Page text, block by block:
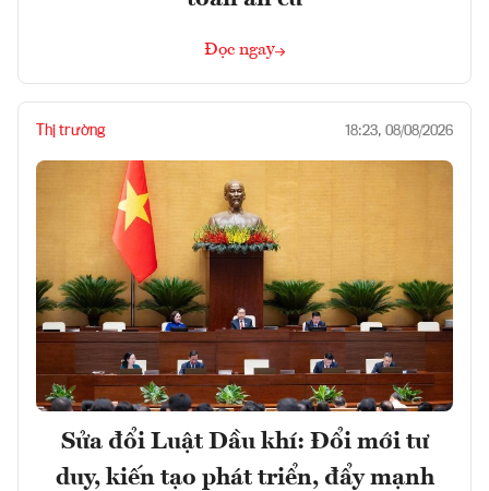
Đọc ngay
Thị trường 18:23, 08/08/2026
Sửa đổi Luật Dầu khí: Đổi mới tư
duy, kiến tạo phát triển, đẩy mạnh